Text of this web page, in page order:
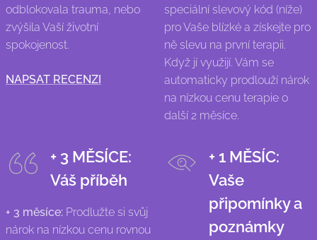
odblokovala trauma, nebo
zvýšila Vaší životní
spokojenost.
NAPSAT RECENZI
speciální slevový kód (níže)
pro Vaše blízké a získejte pro
ně slevu na první terapii.
Když jí využijí. Vám se
automaticky prodlouží nárok
na nízkou cenu terapie o
další 2 měsíce.
+ 3 MĚSÍCE:
Váš příběh
+ 3 měsíce: Prodlužte si svůj
nárok na nízkou cenu rovnou
+ 1 MĚSÍC:
Vaše
připomínky a
poznámky